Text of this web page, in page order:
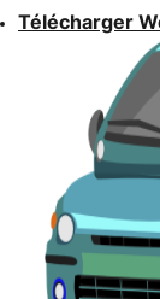
Télécharger